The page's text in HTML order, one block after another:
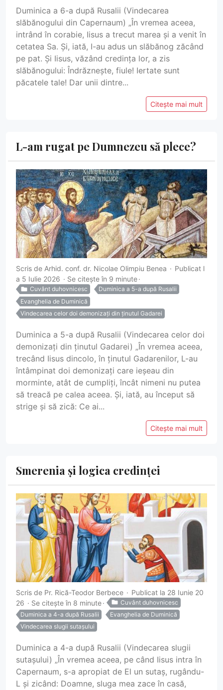
Duminica a 6-a după Rusalii (Vindecarea
slăbănogului din Capernaum) „În vremea aceea,
intrând în corabie, Iisus a trecut marea și a venit în
cetatea Sa. Și, iată, I-au adus un slăbănog zăcând
pe pat. Și Iisus, văzând credința lor, a zis
slăbănogului: Îndrăznește, fiule! Iertate sunt
păcatele tale! Dar unii dintre...
Citește mai mult
L-am rugat pe Dumnezeu să plece?
Scris de Arhid. conf. dr. Nicolae Olimpiu Benea
Publicat l
a 5 Iulie 2026
Se citește în 9 minute
Cuvânt duhovnicesc
Duminica a 5-a după Rusalii
Evanghelia de Duminică
Vindecarea celor doi demonizați din ținutul Gadarei
Duminica a 5-a după Rusalii (Vindecarea celor doi
demonizați din ținutul Gadarei) „În vremea aceea,
trecând Iisus dincolo, în ținutul Gadarenilor, L-au
întâmpinat doi demonizați care ieșeau din
morminte, atât de cumpliți, încât nimeni nu putea
să treacă pe calea aceea. Și, iată, au început să
strige și să zică: Ce ai...
Citește mai mult
Smerenia și logica credinței
Scris de Pr. Rică-Teodor Berbece
Publicat la 28 Iunie 20
26
Se citește în 8 minute
Cuvânt duhovnicesc
Duminica a 4-a după Rusalii
Evanghelia de Duminică
Vindecarea slugii sutașului
Duminica a 4-a după Rusalii (Vindecarea slugii
sutașului) „În vremea aceea, pe când Iisus intra în
Capernaum, s-a apropiat de El un sutaș, rugându-
L și zicând: Doamne, sluga mea zace în casă,